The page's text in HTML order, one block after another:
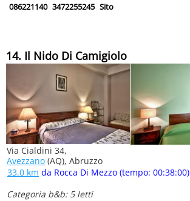
086221140 3472255245 Sito
14. Il Nido Di Camigiolo
Via Cialdini 34,
Avezzano (AQ), Abruzzo
33.0 km da Rocca Di Mezzo (tempo: 00:38:00)
Categoria b&b: 5 letti